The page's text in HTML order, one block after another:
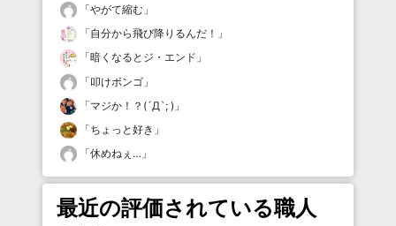
「やがて縮む 」
「自分から飛び降りるんだ！ 」
「暗くなるとジ・エンド 」
「叩けボンゴ 」
「マジか！？(´Д`; ) 」
「ちょっと好き 」
「休めねぇ… 」
最近の評価されている職人